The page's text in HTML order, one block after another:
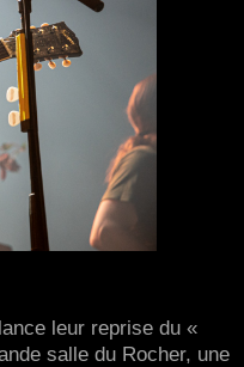
leur reprise du «
salle du Rocher, une